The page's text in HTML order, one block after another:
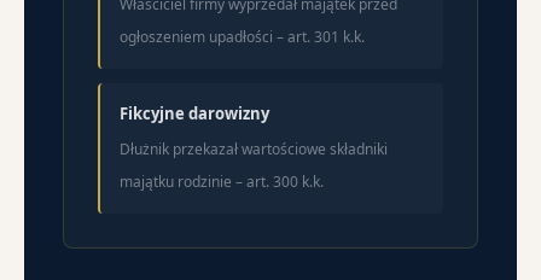
ogłoszeniem upadłości – art. 301 k.k.
Fikcyjne darowizny
Dłużnik przekazał wartościowe składniki
majątku rodzinie – art. 300 k.k.